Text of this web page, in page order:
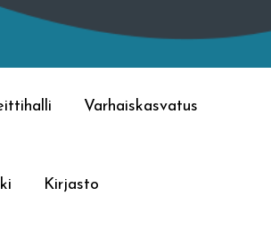
Varhaiskasvatus
Kirjasto